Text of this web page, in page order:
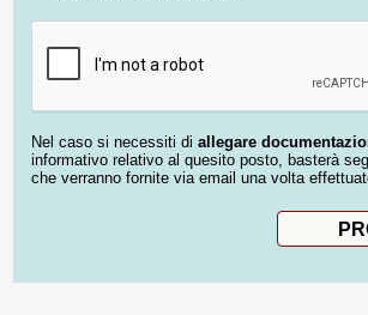
Nel caso si necessiti di allegare
informativo relativo al quesito posto, basterà
che verranno fornite via email una volta